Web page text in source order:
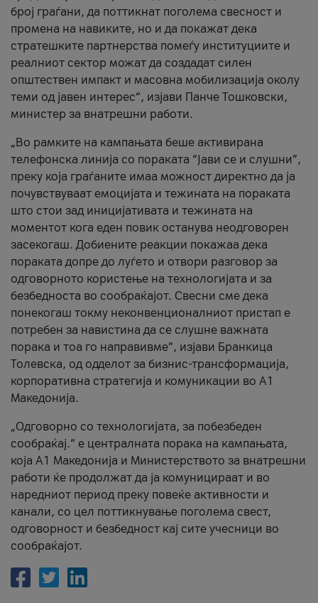
број граѓани, да поттикнат поголема свесност и
промена на навиките, но и да покажат дека
стратешките партнерства помеѓу институциите и
реалниот сектор можат да создадат силен
општествен импакт и масовна мобилизација околу
теми од јавен интерес“, изјави Панче Тошковски,
министер за внатрешни работи.
„Во рамките на кампањата беше активирана
телефонска линија со пораката “Јави се и слушни”,
преку која граѓаните имаа можност директно да ја
почувствуваат емоцијата и тежината на пораката
што стои зад иницијативата и тежината на
моментот кога еден повик останува неодговорен
засекогаш. Добиените реакции покажаа дека
пораката допре до луѓето и отвори разговор за
одговорното користење на технологијата и за
безбедноста во сообраќајот. Свесни сме дека
понекогаш токму неконвенционалниот пристап е
потребен за навистина да се слушне важната
порака и тоа го направивме”, изјави Бранкица
Толевска, од одделот за бизнис-трансформација,
корпоративна стратегија и комуникации во А1
Македонија.
„Одговорно со технологијата, за побезбеден
сообраќај.“ е централната порака на кампањата,
која A1 Македонија и Министерството за внатрешни
работи ќе продолжат да ја комуницираат и во
наредниот период преку повеќе активности и
канали, со цел поттикнување поголема свест,
одговорност и безбедност кај сите учесници во
сообраќајот.